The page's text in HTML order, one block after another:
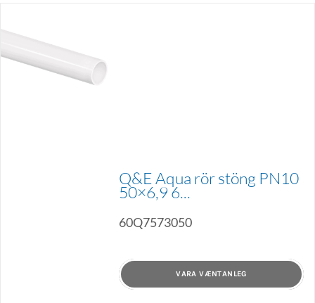
Q&E Aqua rör stöng PN10
50×6,9 6...
60Q7573050
VARA VÆNTANLEG